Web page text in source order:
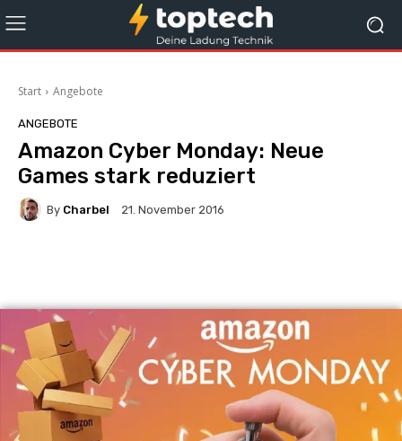
Start Angebote
ANGEBOTE
Amazon Cyber Monday: Neue
Games stark reduziert
By Charbel 21. November 2016